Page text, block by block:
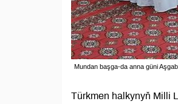
Mundan başga-da anna güni
Türkmen halkynyň Milli